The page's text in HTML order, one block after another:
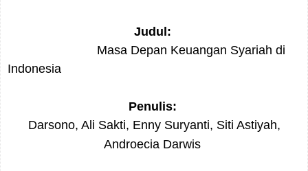
Judul:
Masa Depan Keuangan Syariah di
Indonesia
Penulis:
Darsono, Ali Sakti, Enny Suryanti, Siti Astiyah,
Androecia Darwis